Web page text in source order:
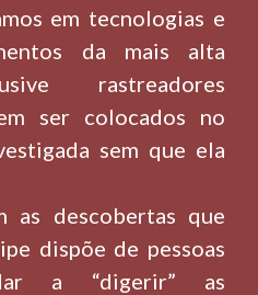
em tecnologias e
da mais alta
rastreadores
ser colocados no
sem que ela
as descobertas que
dispõe de pessoas
a “digerir” as